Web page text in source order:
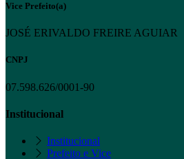
Vice Prefeito(a)
JOSÉ ERIVALDO FREIRE AGUIAR
CNPJ
07.598.626/0001-90
Institucional
Institucional
Prefeito e Vice